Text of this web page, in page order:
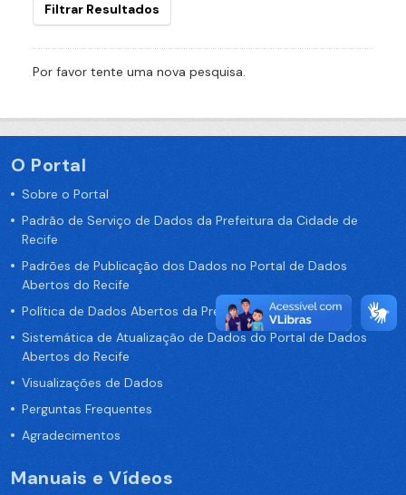
Filtrar Resultados
Por favor tente uma nova pesquisa.
O Portal
Sobre o Portal
Padrão de Serviço de Dados da Prefeitura da Cidade de
Recife
Padrões de Publicação dos Dados no Portal de Dados
Abertos do Recife
Política de Dados Abertos da Prefeitura do Recife
Sistemática de Atualização de Dados do Portal de Dados
Abertos do Recife
Visualizações de Dados
Perguntas Frequentes
Agradecimentos
Manuais e Vídeos